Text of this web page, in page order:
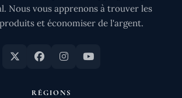
Nous vous apprenons à trouver les
et économiser de l'argent.
RÉGIONS